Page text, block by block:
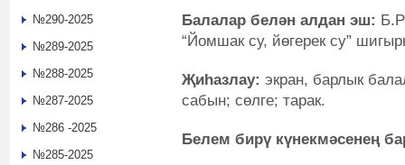
Балалар белән алдан эш:
“Йомшак су, йөгерек су”
Җиһазлау: экран, барлык
сабын; сөлге; тарак.
Белем бирү күнекмәсенең
№290-2025
№289-2025
№288-2025
№287-2025
№286 -2025
№285-2025